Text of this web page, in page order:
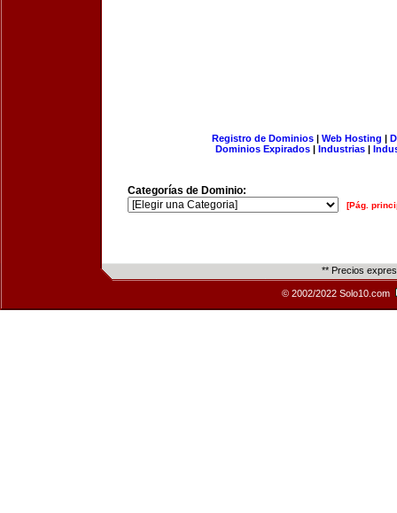
Registro de Dominios| Web Hosting |
Dominios Expirados | Industrias |
Categorías de Dominio:
[Pág.
** Precios
© 2002/2022 Solo10.com